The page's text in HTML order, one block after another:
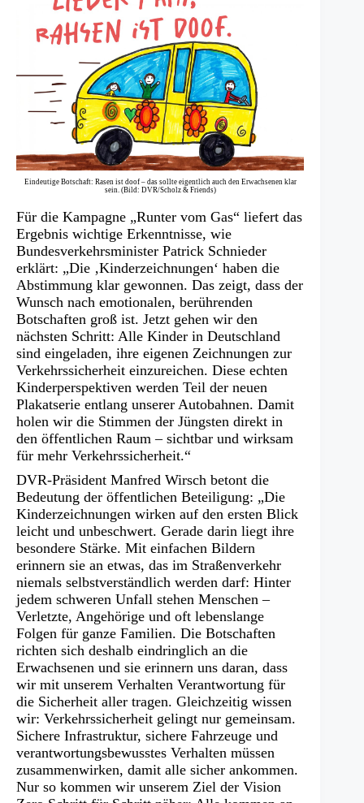
Eindeutige Botschaft: Rasen ist doof – das sollte eigentlich auch den Erwachsenen klar
sein. (Bild: DVR/Scholz & Friends)
Für die Kampagne „Runter vom Gas“ liefert das
Ergebnis wichtige Erkenntnisse, wie
Bundesverkehrsminister Patrick Schnieder
erklärt: „Die ‚Kinderzeichnungen‘ haben die
Abstimmung klar gewonnen. Das zeigt, dass der
Wunsch nach emotionalen, berührenden
Botschaften groß ist. Jetzt gehen wir den
nächsten Schritt: Alle Kinder in Deutschland
sind eingeladen, ihre eigenen Zeichnungen zur
Verkehrssicherheit einzureichen. Diese echten
Kinderperspektiven werden Teil der neuen
Plakatserie entlang unserer Autobahnen. Damit
holen wir die Stimmen der Jüngsten direkt in
den öffentlichen Raum – sichtbar und wirksam
für mehr Verkehrssicherheit.“
DVR-Präsident Manfred Wirsch betont die
Bedeutung der öffentlichen Beteiligung: „Die
Kinderzeichnungen wirken auf den ersten Blick
leicht und unbeschwert. Gerade darin liegt ihre
besondere Stärke. Mit einfachen Bildern
erinnern sie an etwas, das im Straßenverkehr
niemals selbstverständlich werden darf: Hinter
jedem schweren Unfall stehen Menschen –
Verletzte, Angehörige und oft lebenslange
Folgen für ganze Familien. Die Botschaften
richten sich deshalb eindringlich an die
Erwachsenen und sie erinnern uns daran, dass
wir mit unserem Verhalten Verantwortung für
die Sicherheit aller tragen. Gleichzeitig wissen
wir: Verkehrssicherheit gelingt nur gemeinsam.
Sichere Infrastruktur, sichere Fahrzeuge und
verantwortungsbewusstes Verhalten müssen
zusammenwirken, damit alle sicher ankommen.
Nur so kommen wir unserem Ziel der Vision